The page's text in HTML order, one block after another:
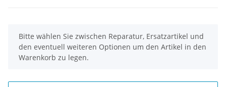
x
Bitte wählen Sie zwischen Reparatur, Ersatzartikel und
den eventuell weiteren Optionen um den Artikel in den
Warenkorb zu legen.